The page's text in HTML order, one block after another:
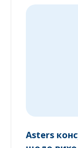
Asters